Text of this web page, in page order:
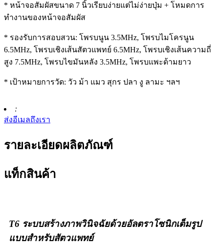
* หน้าจอสัมผัสขนาด 7 นิ้วเรียบง่ายแต่ไม่ง่ายปุ่ม + โหมดการ
ทำงานของหน้าจอสัมผัส
* รองรับการสอบสวน: โพรบนูน 3.5MHz, โพรบไมโครนูน
6.5MHz, โพรบเชิงเส้นสัตวแพทย์ 6.5MHz, โพรบเชิงเส้นความถี่
สูง 7.5MHz, โพรบไขมันหลัง 3.5MHz, โพรบแพะด้ามยาว
* เป้าหมายการวัด: วัว ม้า แมว สุกร ปลา งู ลามะ ฯลฯ
:
ส่งอีเมลถึงเรา
รายละเอียดผลิตภัณฑ์
แท็กสินค้า
T6 ระบบสร้างภาพวินิจฉัยด้วยอัลตราโซนิกเต็มรูป
แบบสำหรับสัตวแพทย์